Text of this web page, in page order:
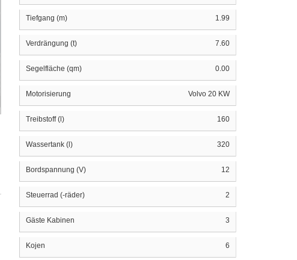
Tiefgang (m) 1.99
Verdrängung (t) 7.60
Segelfläche (qm) 0.00
Motorisierung Volvo 20 KW
Treibstoff (l) 160
Wassertank (l) 320
Bordspannung (V) 12
Steuerrad (-räder) 2
Gäste Kabinen 3
Kojen 6